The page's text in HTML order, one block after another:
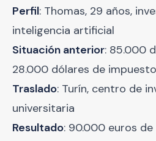
Perfil: Thomas, 29 años,
inteligencia artificial
Situación anterior: 85.000
28.000 dólares de
Traslado: Turín, centro de
universitaria
Resultado: 90.000 euros